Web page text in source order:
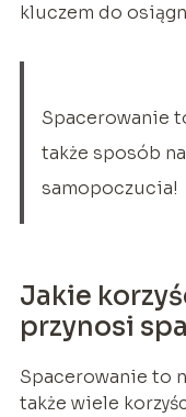
kluczem do
Spacerowanie
także sposób
samopoczucia!
Jakie
przynosi
Spacerowanie to
także wiele